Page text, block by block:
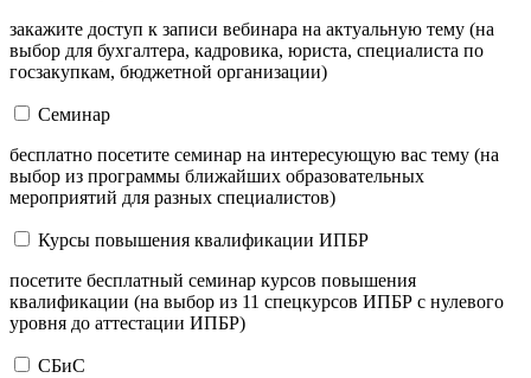
закажите доступ к записи вебинара на актуальную тему (на
выбор для бухгалтера, кадровика, юриста, специалиста по
госзакупкам, бюджетной организации)
Семинар
бесплатно посетите семинар на интересующую вас тему (на
выбор из программы ближайших образовательных
мероприятий для разных специалистов)
Курсы повышения квалификации ИПБР
посетите бесплатный семинар курсов повышения
квалификации (на выбор из 11 спецкурсов ИПБР с нулевого
уровня до аттестации ИПБР)
СБиС